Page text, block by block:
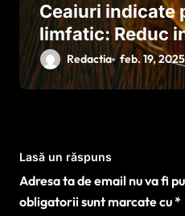
Ceaiuri indicate
limfatic: Reduc
stimulează
Redactia feb. 19, 2025
Lasă un răspuns
Adresa ta de email nu va fi
obligatorii sunt marcate cu*